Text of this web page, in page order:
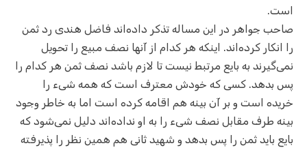
است.
صاحب جواهر در این مساله تذکر داده‌اند فاضل هندی رد ثمن
را انکار کرده‌اند. اینکه هر کدام از آنها نصف مبیع را تحویل
نمی‌گیرند به بایع مرتبط نیست تا لازم باشد نصف ثمن هر کدام را
پس بدهد. کسی که خودش معترف است که همه شیء را
خریده است و بر آن بینه هم اقامه کرده است اما به خاطر وجود
بینه طرف مقابل نصف شیء را به او نداده‌اند دلیل نمی‌شود که
بایع باید ثمن را پس بدهد و شهید ثانی هم همین نظر را پذیرفته